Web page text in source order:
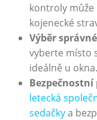
kontroly
kojenecké
Výběr
vyberte místo
ideálně u okna.
Bezpečnostní
letecká
sedačkya